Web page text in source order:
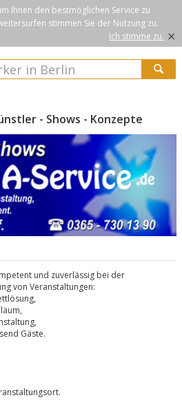
Ihnen den bestmöglichen Service zu
stimmen Sie der Nutzung zu.
Ich stimme zu. ×
- Shows - Konzepte
und zuverlässig bei der
von Veranstaltungen:
Gäste.